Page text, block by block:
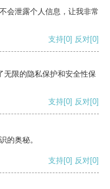
会泄露个人信息，让我非常
支持[0] 反对[0]
无限的隐私保护和安全性保
支持[0] 反对[0]
的奥秘。
支持[0] 反对[0]